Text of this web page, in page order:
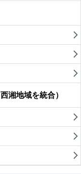
湘地域を統合）